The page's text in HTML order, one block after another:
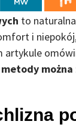
to
i
artykule